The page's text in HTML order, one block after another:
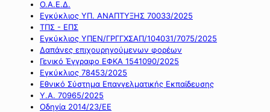
Ο.Α.Ε.Δ.
Εγκύκλιος ΥΠ. ΑΝΑΠΤΥΞΗΣ 70033/2025
ΤΠΣ - ΕΠΣ
Εγκύκλιος ΥΠΕΝ/ΓΡΓΓΧΣΑΠ/104031/7075/2025
Δαπάνες επιχουρηγούμενων φορέων
Γενικό Έγγραφο ΕΦΚΑ 1541090/2025
Εγκύκλιος 78453/2025
Εθνικό Σύστημα Επαγγελματικής Εκπαίδευσης
Υ.Α. 70965/2025
Οδηγία 2014/23/ΕΕ